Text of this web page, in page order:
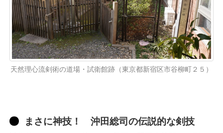
天然理心流剣術の道場・試衛館跡（東京都新宿区市谷柳町２５）
まさに神技！ 沖田総司の伝説的な剣技